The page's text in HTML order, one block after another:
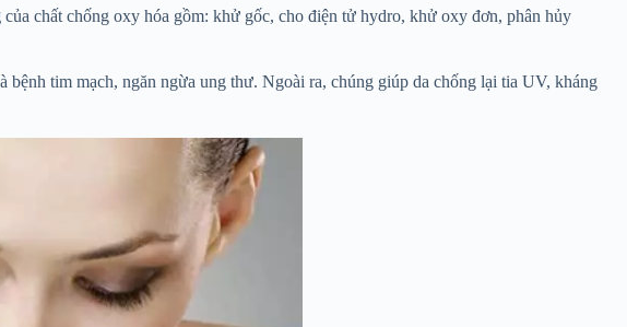
của chất chống oxy hóa gồm: khử gốc, cho điện tử hydro, khử oxy đơn, phân hủy
bệnh tim mạch, ngăn ngừa ung thư. Ngoài ra, chúng giúp da chống lại tia UV, kháng